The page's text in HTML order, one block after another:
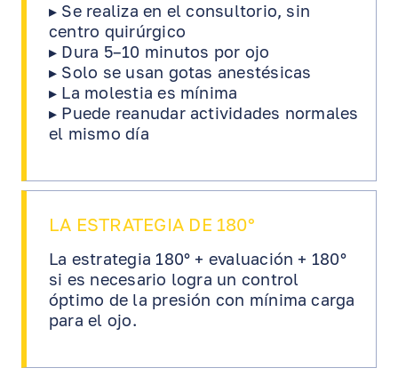
▸ Se realiza en el consultorio, sin
centro quirúrgico
▸ Dura 5–10 minutos por ojo
▸ Solo se usan gotas anestésicas
▸ La molestia es mínima
▸ Puede reanudar actividades normales
el mismo día
LA ESTRATEGIA DE 180°
La estrategia 180° + evaluación + 180°
si es necesario logra un control
óptimo de la presión con mínima carga
para el ojo.